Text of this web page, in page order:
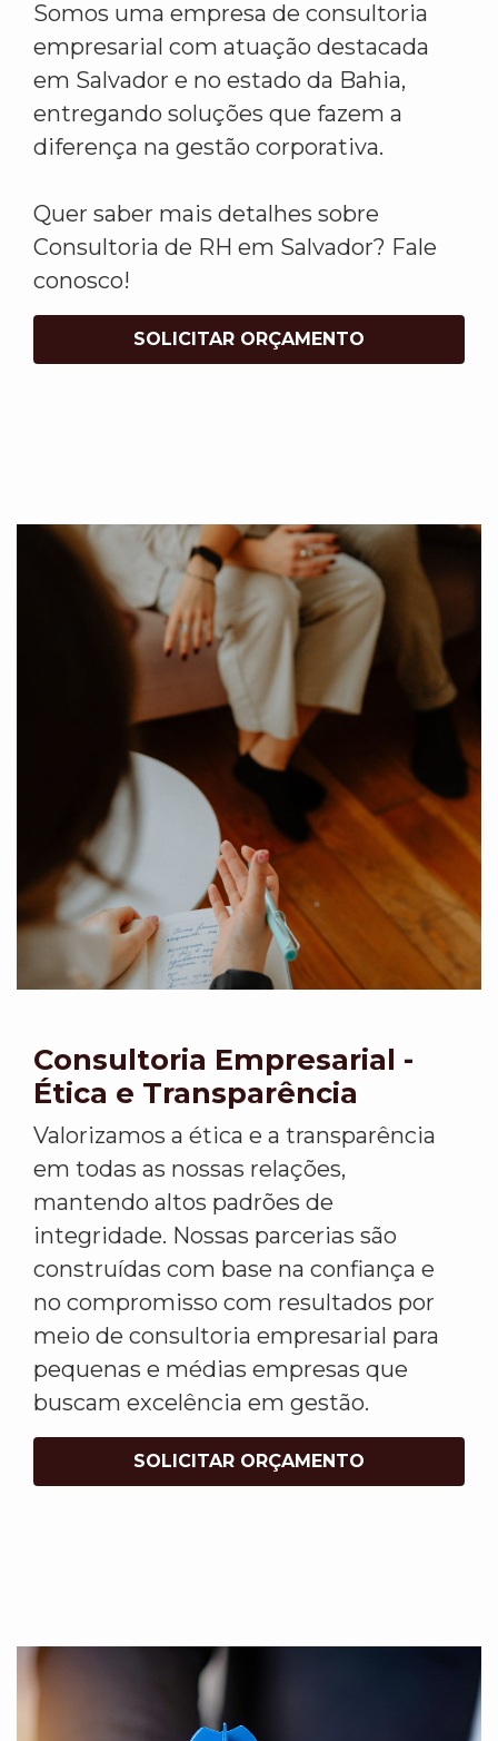
Somos uma empresa de consultoria
empresarial com atuação destacada
em Salvador e no estado da Bahia,
entregando soluções que fazem a
diferença na gestão corporativa.
Quer saber mais detalhes sobre
Consultoria de RH em Salvador? Fale
conosco!
SOLICITAR ORÇAMENTO
Consultoria Empresarial -
Ética e Transparência
Valorizamos a ética e a transparência
em todas as nossas relações,
mantendo altos padrões de
integridade. Nossas parcerias são
construídas com base na confiança e
no compromisso com resultados por
meio de consultoria empresarial para
pequenas e médias empresas que
buscam excelência em gestão.
SOLICITAR ORÇAMENTO